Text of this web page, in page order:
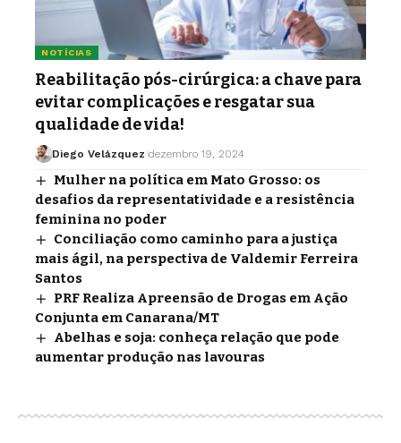
NOTÍCIAS
Reabilitação pós-cirúrgica: a chave para
evitar complicações e resgatar sua
qualidade de vida!
Diego Velázquez dezembro 19, 2024
Mulher na política em Mato Grosso: os
desafios da representatividade e a resistência
feminina no poder
Conciliação como caminho para a justiça
mais ágil, na perspectiva de Valdemir Ferreira
Santos
PRF Realiza Apreensão de Drogas em Ação
Conjunta em Canarana/MT
Abelhas e soja: conheça relação que pode
aumentar produção nas lavouras